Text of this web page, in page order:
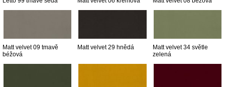
Matt velvet 09 tmavě
béžová
Matt velvet 29 hnědá
Matt velvet 34 světle
zelená